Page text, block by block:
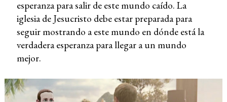
esperanza para salir de este mundo caído. La
iglesia de Jesucristo debe estar preparada para
seguir mostrando a este mundo en dónde está la
verdadera esperanza para llegar a un mundo
mejor.